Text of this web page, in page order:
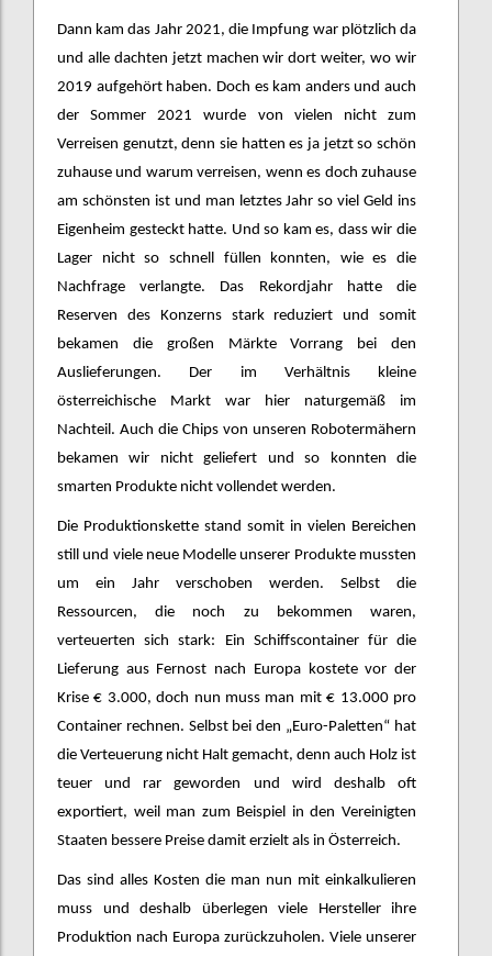
Dann kam das Jahr 2021, die Impfung war plötzlich da
und alle dachten jetzt machen wir dort weiter, wo wir
2019 aufgehört haben. Doch es kam anders und auch
der Sommer 2021 wurde von vielen nicht zum
Verreisen genutzt, denn sie hatten es ja jetzt so schön
zuhause und warum verreisen, wenn es doch zuhause
am schönsten ist und man letztes Jahr so viel Geld ins
Eigenheim gesteckt hatte. Und so kam es, dass wir die
Lager nicht so schnell füllen konnten, wie es die
Nachfrage verlangte. Das Rekordjahr hatte die
Reserven des Konzerns stark reduziert und somit
bekamen die großen Märkte Vorrang bei den
Auslieferungen. Der im Verhältnis kleine
österreichische Markt war hier naturgemäß im
Nachteil. Auch die Chips von unseren Robotermähern
bekamen wir nicht geliefert und so konnten die
smarten Produkte nicht vollendet werden.
Die Produktionskette stand somit in vielen Bereichen
still und viele neue Modelle unserer Produkte mussten
um ein Jahr verschoben werden. Selbst die
Ressourcen, die noch zu bekommen waren,
verteuerten sich stark: Ein Schiffscontainer für die
Lieferung aus Fernost nach Europa kostete vor der
Krise € 3.000, doch nun muss man mit € 13.000 pro
Container rechnen. Selbst bei den „Euro-Paletten“ hat
die Verteuerung nicht Halt gemacht, denn auch Holz ist
teuer und rar geworden und wird deshalb oft
exportiert, weil man zum Beispiel in den Vereinigten
Staaten bessere Preise damit erzielt als in Österreich.
Das sind alles Kosten die man nun mit einkalkulieren
muss und deshalb überlegen viele Hersteller ihre
Produktion nach Europa zurückzuholen. Viele unserer